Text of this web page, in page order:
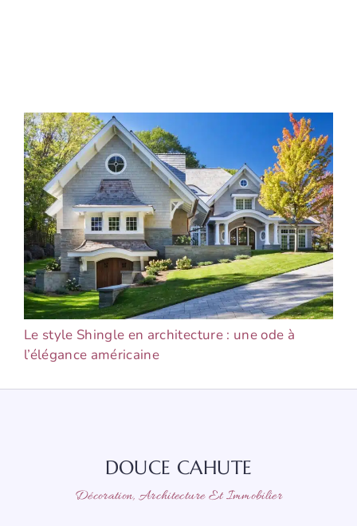
Le style Shingle en architecture : une ode à
l’élégance américaine
DOUCE CAHUTE
Décoration, Architecture Et Immobilier